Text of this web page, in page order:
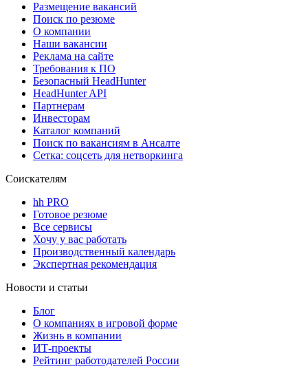
Размещение вакансий
Поиск по резюме
О компании
Наши вакансии
Реклама на сайте
Требования к ПО
Безопасный HeadHunter
HeadHunter API
Партнерам
Инвесторам
Каталог компаний
Поиск по вакансиям в Ансалте
Сетка: соцсеть для нетворкинга
Соискателям
hh PRO
Готовое резюме
Все сервисы
Хочу у вас работать
Производственный календарь
Экспертная рекомендация
Новости и статьи
Блог
О компаниях в игровой форме
Жизнь в компании
ИТ-проекты
Рейтинг работодателей России